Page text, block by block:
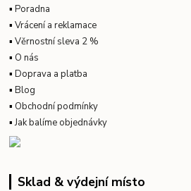
▪Poradna
▪Vrácení a reklamace
▪Věrnostní sleva 2 %
▪ O nás
▪Doprava a platba
▪Blog
▪ Obchodní podmínky
▪Jak balíme objednávky
Sklad & výdejní místo